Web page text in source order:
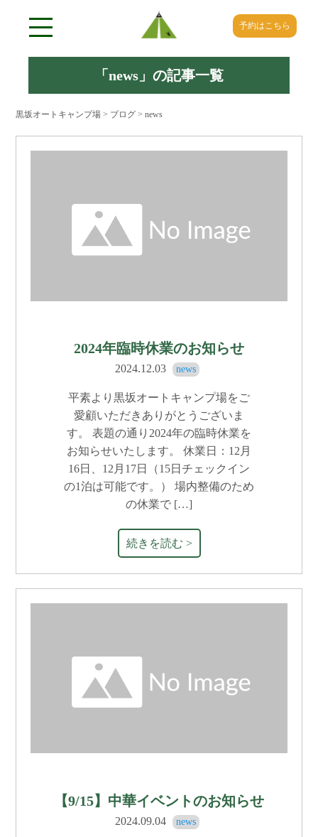
予約はこちら
「 news 」の記事一覧
黒坂オートキャンプ場 > ブログ >news
2024年臨時休業のお知らせ
2024.12.03 news
平素より黒坂オートキャンプ場をご
愛顧いただきありがとうございま
す。 表題の通り2024年の臨時休業を
お知らせいたします。 休業日：12月
16日、12月17日（15日チェックイン
の1泊は可能です。） 場内整備のため
の休業で […]
続きを読む >
【9/15】中華イベントのお知らせ
2024.09.04 news